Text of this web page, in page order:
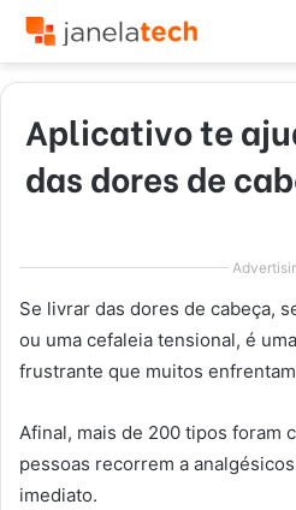
Aplicativo te
das dores de
Se livrar das dores de cabeça,
ou uma cefaleia tensional, é
frustrante que muitos
Afinal, mais de 200 tipos foram
pessoas recorrem a
imediato.